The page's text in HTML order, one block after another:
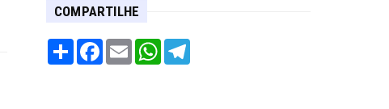
COMPARTILHE
Share Facebook
Email WhatsApp